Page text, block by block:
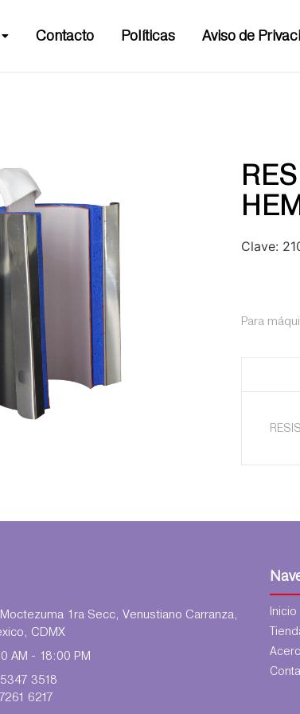
Contacto Políticas Aviso de
Clave:
Para
1ra Secc, Venustiano Carranza,
CDMX
AM - 18:00 PM
3518
6217
Inicio